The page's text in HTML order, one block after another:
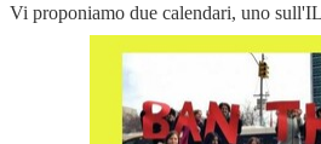
Vi proponiamo due calendari, uno